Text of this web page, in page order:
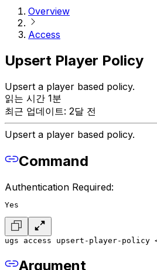
Overview
Access
Upsert Player Policy
Upsert a player based policy.
읽는 시간 1분
최근 업데이트: 2달 전
Upsert a player based policy.
Command
Authentication Required:
Yes
ugs access upsert-player-
Argument